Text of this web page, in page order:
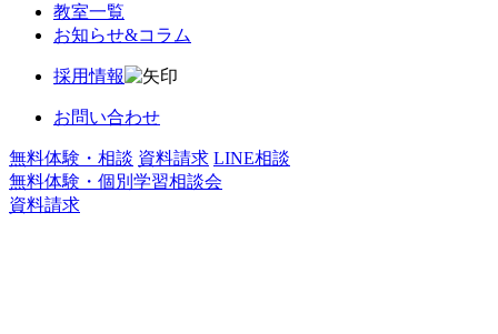
教室一覧
お知らせ&コラム
採用情報
お問い合わせ
無料体験・相談 資料請求 LINE相談
無料体験・個別学習相談会
資料請求